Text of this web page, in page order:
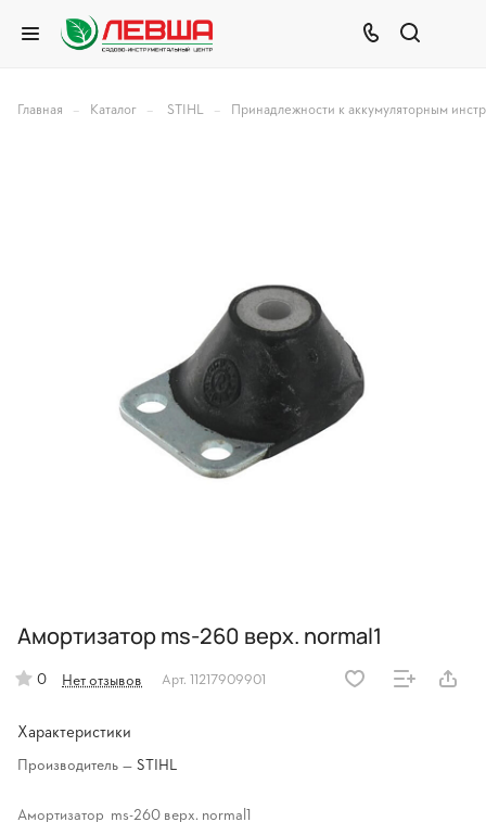
Главная – Каталог – STIHL – Принадлежности к аккумуляторным
Амортизатор ms-260 верх. normal1
0 Нет отзывов Арт. 11217909901
Характеристики
Производитель — STIHL
Амортизатор ms-260 верх. normal1